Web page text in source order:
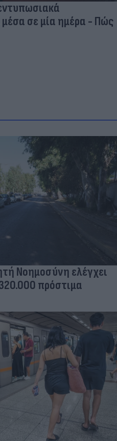
σε μία ημέρα - Πώς
Νοημοσύνη ελέγχει
πρόστιμα